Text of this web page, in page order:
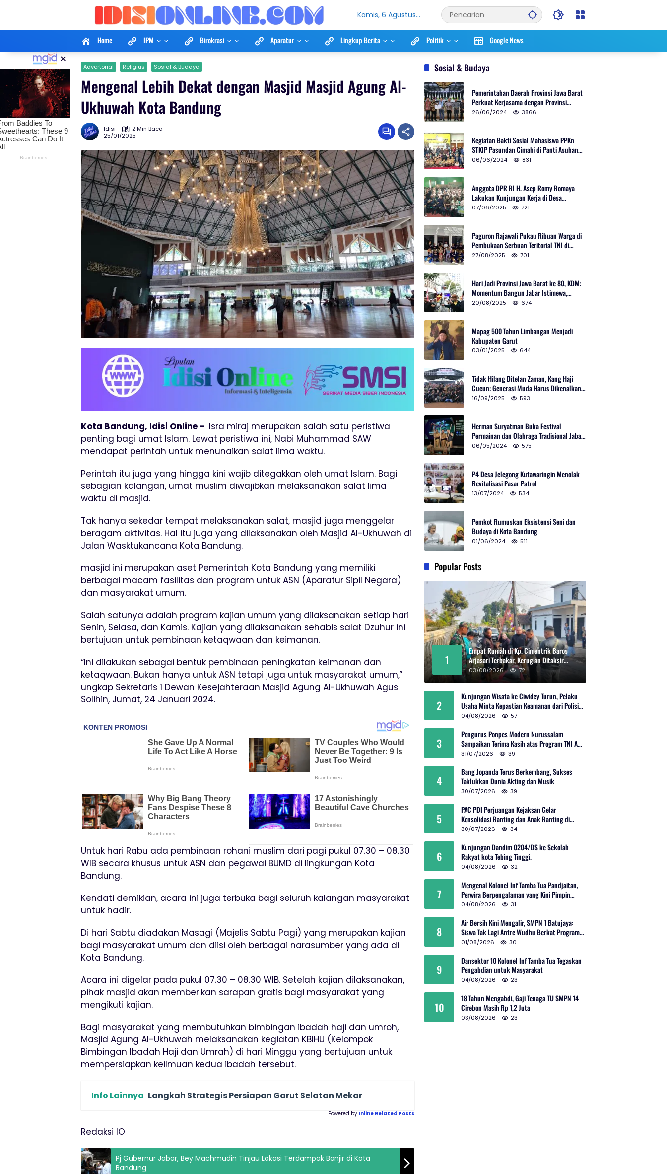
Kamis, 6 Agustus
Home IPM Birokrasi Aparatur Lingkup Berita Politik Google News
× Advertorial Religius Sosial & Budaya
Mengenal Lebih Dekat dengan Masjid Masjid Agung Al-
Ukhuwah Kota Bandung
Idisi
2 Min Baca
25/01/2025
Kota Bandung, Idisi Online – Isra miraj merupakan salah satu peristiwa
penting bagi umat Islam. Lewat peristiwa ini, Nabi Muhammad SAW
mendapat perintah untuk menunaikan salat lima waktu.
Perintah itu juga yang hingga kini wajib ditegakkan oleh umat Islam. Bagi
sebagian kalangan, umat muslim diwajibkan melaksanakan salat lima
waktu di masjid.
Tak hanya sekedar tempat melaksanakan salat, masjid juga menggelar
beragam aktivitas. Hal itu juga yang dilaksanakan oleh Masjid Al-Ukhuwah di
Jalan Wasktukancana Kota Bandung.
masjid ini merupakan aset Pemerintah Kota Bandung yang memiliki
berbagai macam fasilitas dan program untuk ASN (Aparatur Sipil Negara)
dan masyarakat umum.
Salah satunya adalah program kajian umum yang dilaksanakan setiap hari
Senin, Selasa, dan Kamis. Kajian yang dilaksanakan sehabis salat Dzuhur ini
bertujuan untuk pembinaan ketaqwaan dan keimanan.
“Ini dilakukan sebagai bentuk pembinaan peningkatan keimanan dan
ketaqwaan. Bukan hanya untuk ASN tetapi juga untuk masyarakat umum,”
ungkap Sekretaris 1 Dewan Kesejahteraan Masjid Agung Al-Ukhuwah Agus
Solihin, Jumat, 24 Januari 2024.
Untuk hari Rabu ada pembinaan rohani muslim dari pagi pukul 07.30 – 08.30
WIB secara khusus untuk ASN dan pegawai BUMD di lingkungan Kota
Bandung.
Kendati demikian, acara ini juga terbuka bagi seluruh kalangan masyarakat
untuk hadir.
Di hari Sabtu diadakan Masagi (Majelis Sabtu Pagi) yang merupakan kajian
bagi masyarakat umum dan diisi oleh berbagai narasumber yang ada di
Kota Bandung.
Acara ini digelar pada pukul 07.30 – 08.30 WIB. Setelah kajian dilaksanakan,
pihak masjid akan memberikan sarapan gratis bagi masyarakat yang
mengikuti kajian.
Bagi masyarakat yang membutuhkan bimbingan ibadah haji dan umroh,
Masjid Agung Al-Ukhuwah melaksanakan kegiatan KBIHU (Kelompok
Bimbingan Ibadah Haji dan Umrah) di hari Minggu yang bertujuan untuk
mempersiapkan keilmuan kedua ibadah tersebut.
Info Lainnya Langkah Strategis Persiapan Garut Selatan Mekar
Powered by Inline Related Posts
Redaksi IO
Pj Gubernur Jabar, Bey Machmudin Tinjau Lokasi Terdampak Banjir di Kota
Bandung
Sosial & Budaya
Pemerintahan Daerah Provinsi Jawa Barat
Perkuat Kerjasama dengan Provinsi
Chungcheongnam Do Korea Selatan
26/06/2024 3866
Kegiatan Bakti Sosial Mahasiswa PPKn
STKIP Pasundan Cimahi di Panti Asuhan
Ulul Azmi Kota Cimahi
06/06/2024 831
Anggota DPR RI H. Asep Romy Romaya
Lakukan Kunjungan Kerja di Desa
Patrolsari
07/06/2025 721
Paguron Rajawali Pukau Ribuan Warga di
Pembukaan Serbuan Teritorial TNI di
Cibatu
27/08/2025 701
Hari Jadi Provinsi Jawa Barat ke 80, KDM:
Momentum Bangun Jabar Istimewa,
Lembur di Urus Kota Ditata
20/08/2025 674
Mapag 500 Tahun Limbangan Menjadi
Kabupaten Garut
03/01/2025 644
Tidak Hilang Ditelan Zaman, Kang Haji
Cucun: Generasi Muda Harus Dikenalkan
Pencak Silat
16/09/2025 593
Herman Suryatman Buka Festival
Permainan dan Olahraga Tradisional Jabar
2024 di Gedung Teater Tertutup
06/05/2024 575
P4 Desa Jelegong Kutawaringin Menolak
Revitalisasi Pasar Patrol
13/07/2024 534
Pemkot Rumuskan Eksistensi Seni dan
Budaya di Kota Bandung
01/06/2024 511
Popular Posts
1
Empat Rumah di Kp. Cimentrik Baros
Arjasari Terbakar, Kerugian Ditaksir
Rp600 Juta
03/08/2026 72
2
Kunjungan Wisata ke Ciwidey Turun, Pelaku
Usaha Minta Kepastian Keamanan dari Polisi
dan Pemprov Jabar
04/08/2026 57
3
Pengurus Ponpes Modern Nurussalam
Sampaikan Terima Kasih atas Program TNI AD
Manunggal Air
31/07/2026 39
4
Bang Jopanda Terus Berkembang, Sukses
Taklukkan Dunia Akting dan Musik
30/07/2026 39
5
PAC PDI Perjuangan Kejaksan Gelar
Konsolidasi Ranting dan Anak Ranting di
Kebon Baru
30/07/2026 34
6
Kunjungan Dandim 0204/DS ke Sekolah
Rakyat kota Tebing Tinggi.
04/08/2026 32
7
Mengenal Kolonel Inf Tamba Tua Pandjaitan,
Perwira Berpengalaman yang Kini Pimpin
Sektor 10 Citarum Harum
04/08/2026 31
8
Air Bersih Kini Mengalir, SMPN 1 Batujaya:
Siswa Tak Lagi Antre Wudhu Berkat Program
TNI AD
01/08/2026 30
9
Dansektor 10 Kolonel Inf Tamba Tua Tegaskan
Pengabdian untuk Masyarakat
04/08/2026 23
10
18 Tahun Mengabdi, Gaji Tenaga TU SMPN 14
Cirebon Masih Rp 1,2 Juta
03/08/2026 23